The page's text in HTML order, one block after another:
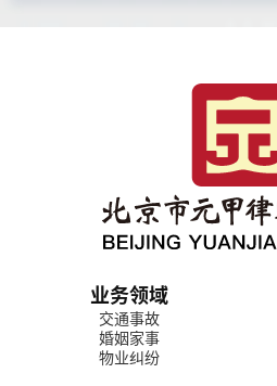
业务领域
交通事故
婚姻家事
物业纠纷